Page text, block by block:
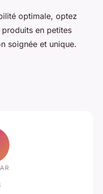
optimale, optez
en petites
soignée et unique.